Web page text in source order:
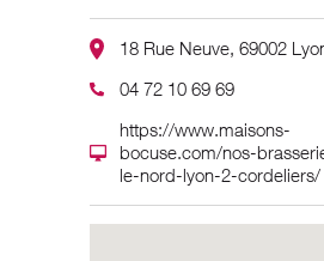
18 Rue Neuve, 69002
04 72 10 69 69
https://www.maisons-
bocuse.com/nos-
le-nord-lyon-2-cordeliers/